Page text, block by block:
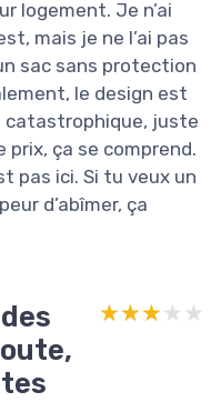
logement. Je n’ai
mais je ne l’ai pas
sac sans protection
le design est
catastrophique, juste
prix, ça se comprend.
pas ici. Si tu veux un
d’abîmer, ça
★★★★★
★★★★★